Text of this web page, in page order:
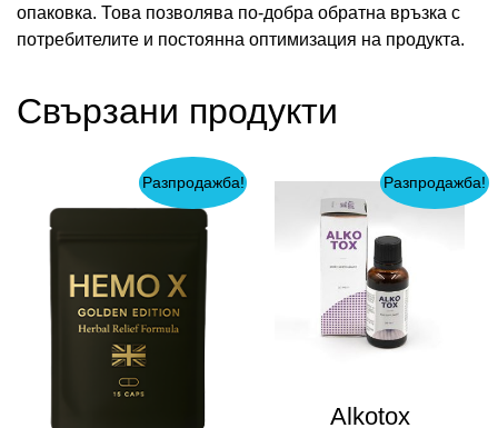
опаковка. Това позволява по-добра обратна връзка с
потребителите и постоянна оптимизация на продукта.
Свързани продукти
Разпродажба! Разпродажба!
Alkotox